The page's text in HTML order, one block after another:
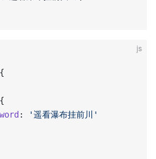
js
:
'遥看瀑布挂前川'